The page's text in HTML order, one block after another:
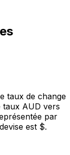
taux de change
taux AUD vers
par
est $.